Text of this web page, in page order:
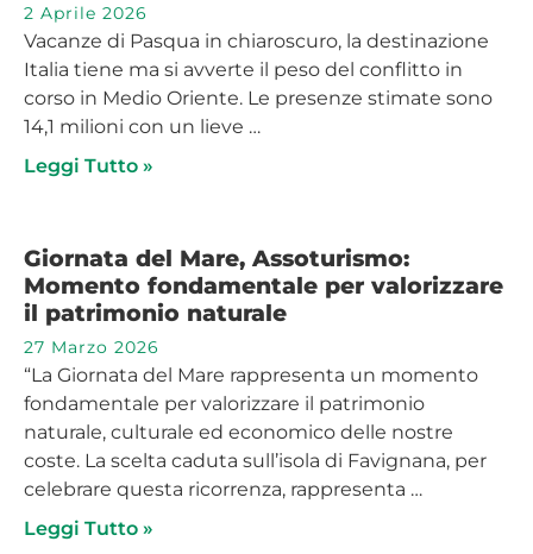
2 Aprile 2026
Vacanze di Pasqua in chiaroscuro, la destinazione
Italia tiene ma si avverte il peso del conflitto in
corso in Medio Oriente. Le presenze stimate sono
14,1 milioni con un lieve …
Leggi Tutto »
Giornata del Mare, Assoturismo:
Momento fondamentale per valorizzare
il patrimonio naturale
27 Marzo 2026
“La Giornata del Mare rappresenta un momento
fondamentale per valorizzare il patrimonio
naturale, culturale ed economico delle nostre
coste. La scelta caduta sull’isola di Favignana, per
celebrare questa ricorrenza, rappresenta …
Leggi Tutto »